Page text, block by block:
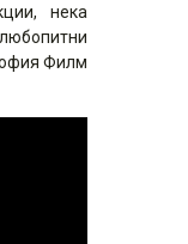
нека
Филм